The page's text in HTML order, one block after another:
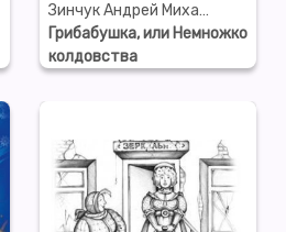
Зинчук Андрей Михайлович
Грибабушка, или Немножко
колдовства